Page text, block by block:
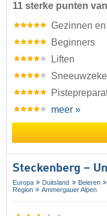
11 sterke punten
Gezinnen
Beginners
Liften
meer »
Steckenberg –
Europa Duitsland Beieren
Region
Ammergauer Alpen